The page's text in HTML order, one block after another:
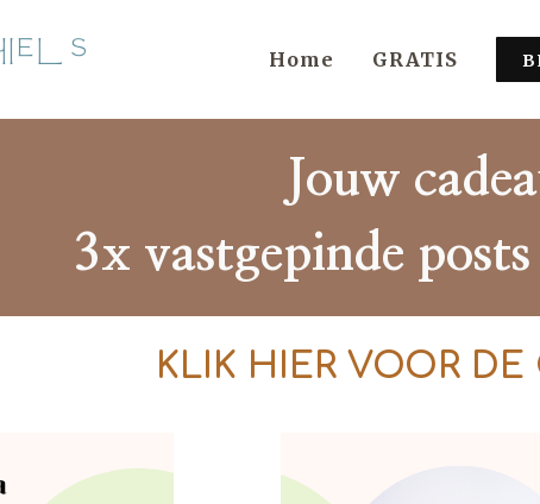
Home GRATIS
Jouw
3x vastgepinde
KLIK HIER VOOR DE